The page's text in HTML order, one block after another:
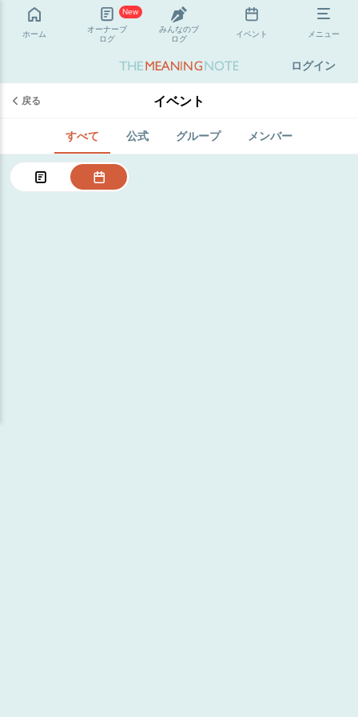
ホーム
New
オーナーブ
ログ
みんなのブ
ログ
イベント メニュー
ログイン
戻る イベント
すべて 公式 グループ メンバー